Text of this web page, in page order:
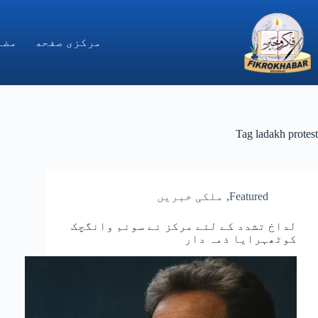
content
مركزى صفحه
Tag ladakh protest
Featured
, ملکی خبریں
لداخ تشدد کے لئے مرکز نے سونم وانگچک
کوٹھہرایا ذمہ دار